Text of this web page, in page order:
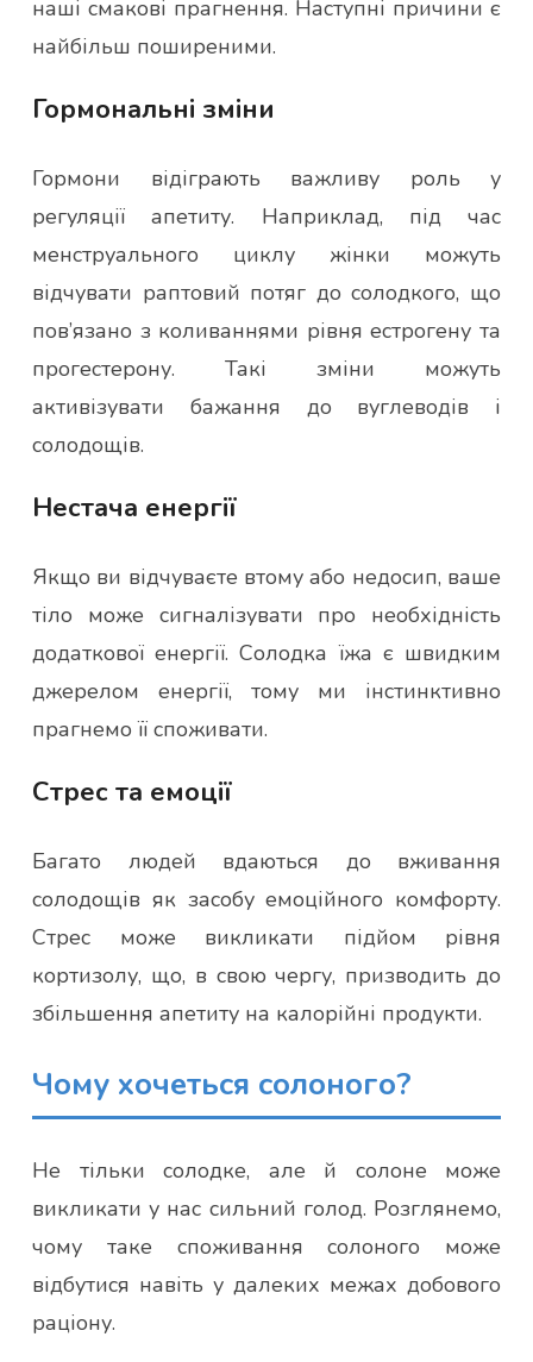
наші смакові прагнення. Наступні причини є
найбільш поширеними.
Гормональні зміни
Гормони відіграють важливу роль у
регуляції апетиту. Наприклад, під час
менструального циклу жінки можуть
відчувати раптовий потяг до солодкого, що
пов’язано з коливаннями рівня естрогену та
прогестерону. Такі зміни можуть
активізувати бажання до вуглеводів і
солодощів.
Нестача енергії
Якщо ви відчуваєте втому або недосип, ваше
тіло може сигналізувати про необхідність
додаткової енергії. Солодка їжа є швидким
джерелом енергії, тому ми інстинктивно
прагнемо її споживати.
Стрес та емоції
Багато людей вдаються до вживання
солодощів як засобу емоційного комфорту.
Стрес може викликати підйом рівня
кортизолу, що, в свою чергу, призводить до
збільшення апетиту на калорійні продукти.
Чому хочеться солоного?
Не тільки солодке, але й солоне може
викликати у нас сильний голод. Розглянемо,
чому таке споживання солоного може
відбутися навіть у далеких межах добового
раціону.